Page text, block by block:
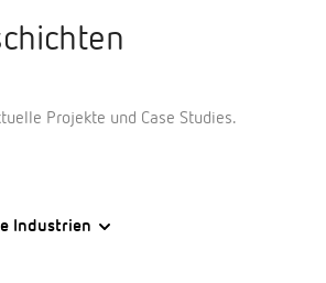
Projekte und Case Studies.
Industrien